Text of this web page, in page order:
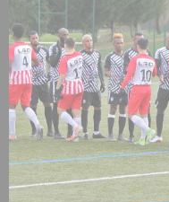
3 14